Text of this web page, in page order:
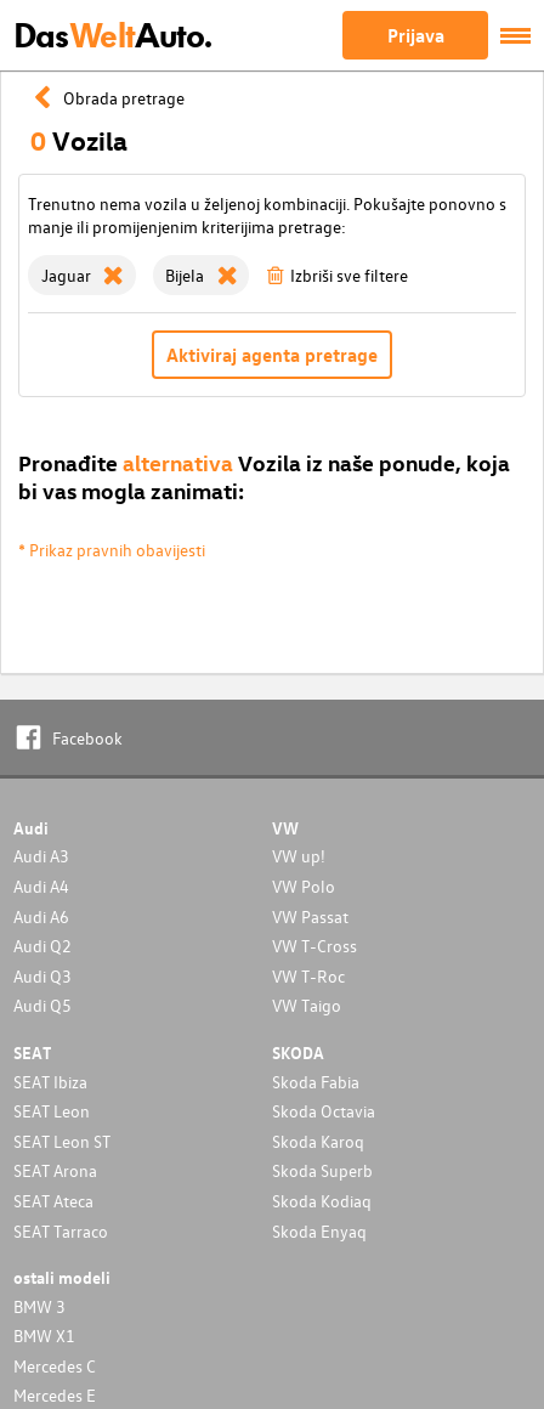
DasWeltAuto. Prijava
Obrada pretrage
0Vozila
Trenutno nema vozila u željenoj kombinaciji. Pokušajte ponovno s
manje ili promijenjenim kriterijima pretrage:
Jaguar Bijela Izbriši sve filtere
Aktiviraj agenta pretrage
Pronađite alternativaVozila iz naše ponude, koja
bi vas mogla zanimati:
* Prikaz pravnih obavijesti
Facebook
Audi
Audi A3
Audi A4
Audi A6
Audi Q2
Audi Q3
Audi Q5
VW
VW up!
VW Polo
VW Passat
VW T-Cross
VW T-Roc
VW Taigo
SEAT
SEAT Ibiza
SEAT Leon
SEAT Leon ST
SEAT Arona
SEAT Ateca
SEAT Tarraco
SKODA
Skoda Fabia
Skoda Octavia
Skoda Karoq
Skoda Superb
Skoda Kodiaq
Skoda Enyaq
ostali modeli
BMW 3
BMW X1
Mercedes C
Mercedes E